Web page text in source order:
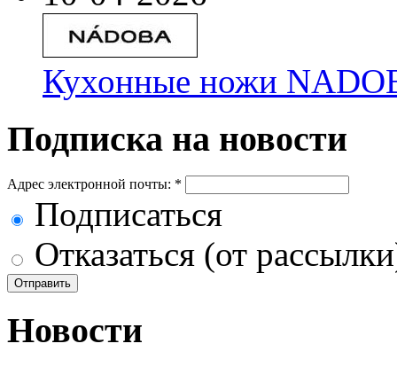
Кухонные ножи
Подписка на новости
Адрес электронной почты: *
Подписаться
Отказаться (от
Новости